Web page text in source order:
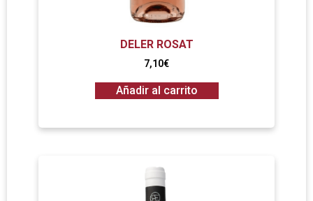
DELER ROSAT
7,10€
Añadir al carrito